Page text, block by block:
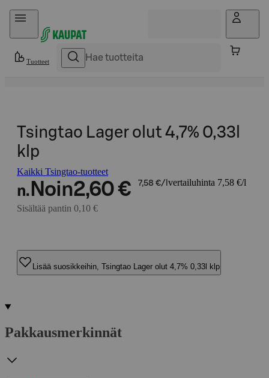
Hyppää sisältöön
Tuotteet
Tsingtao Lager olut 4,7% 0,33l
klp
Kaikki Tsingtao-tuotteet
n. Noin2,60 € 7,58 €/l vertailuhinta 7,58 €/l
Sisältää pantin 0,10 €
Lisää suosikkeihin, Tsingtao Lager olut 4,7% 0,33l klp
Pakkausmerkinnät